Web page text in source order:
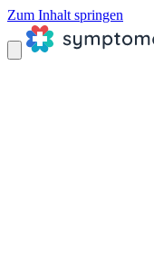
Zum Inhalt springen